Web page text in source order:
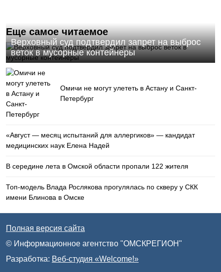
Еще самое читаемое
Верховный суд подтвердил запрет на выброс
веток в мусорные контейнеры
Омичи не могут улететь в Астану и Санкт-
Петербург
«Август — месяц испытаний для аллергиков» — кандидат
медицинских наук Елена Надей
В середине лета в Омской области пропали 122 жителя
Топ-модель Влада Рослякова прогулялась по скверу у СКК
имени Блинова в Омске
Полная версия сайта
© Информационное агентство "ОМСКРЕГИОН"
Разработка: Веб-студия «Welcome!»